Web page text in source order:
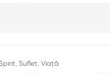
Suflet Viață